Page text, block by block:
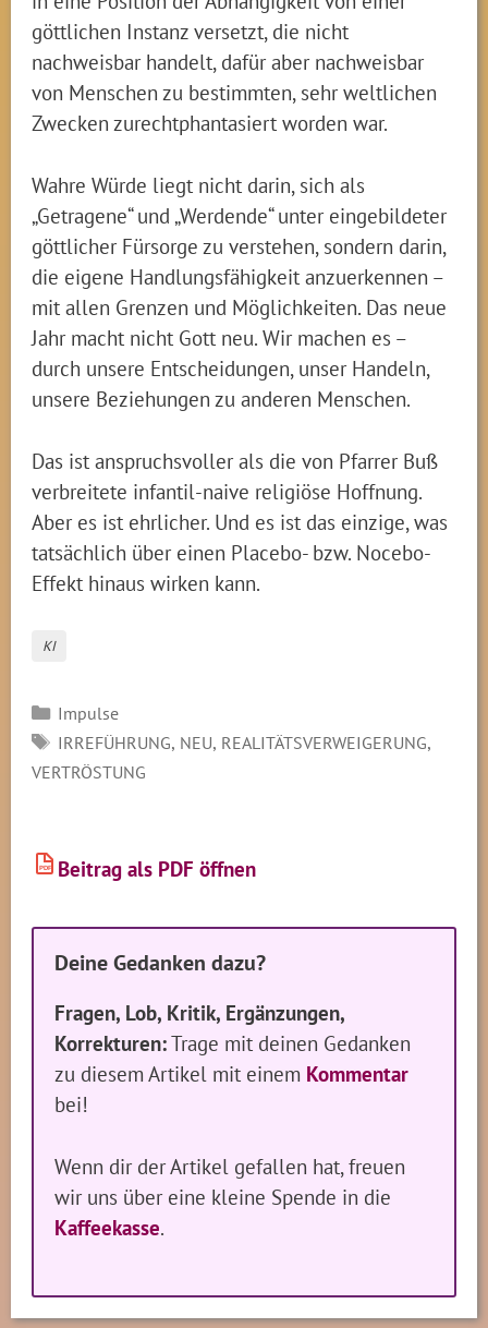
göttlichen Instanz versetzt, die nicht
nachweisbar handelt, dafür aber nachweisbar
von Menschen zu bestimmten, sehr weltlichen
Zwecken zurechtphantasiert worden war.
Wahre Würde liegt nicht darin, sich als
„Getragene“ und „Werdende“ unter eingebildeter
göttlicher Fürsorge zu verstehen, sondern darin,
die eigene Handlungsfähigkeit anzuerkennen –
mit allen Grenzen und Möglichkeiten. Das neue
Jahr macht nicht Gott neu. Wir machen es –
durch unsere Entscheidungen, unser Handeln,
unsere Beziehungen zu anderen Menschen.
Das ist anspruchsvoller als die von Pfarrer Buß
verbreitete infantil-naive religiöse Hoffnung.
Aber es ist ehrlicher. Und es ist das einzige, was
tatsächlich über einen Placebo- bzw. Nocebo-
Effekt hinaus wirken kann.
KI
Kategorien
Impulse
SCHLAGWÖRTER
IRREFÜHRUNG, NEU, REALITÄTSVERWEIGERUNG,
VERTRÖSTUNG
PDF Beitrag als PDF öffnen
Deine Gedanken dazu?
Fragen, Lob, Kritik, Ergänzungen,
Korrekturen:Trage mit deinen Gedanken
zu diesem Artikel mit einem Kommentar
bei!
Wenn dir der Artikel gefallen hat, freuen
wir uns über eine kleine Spende in die
Kaffeekasse.